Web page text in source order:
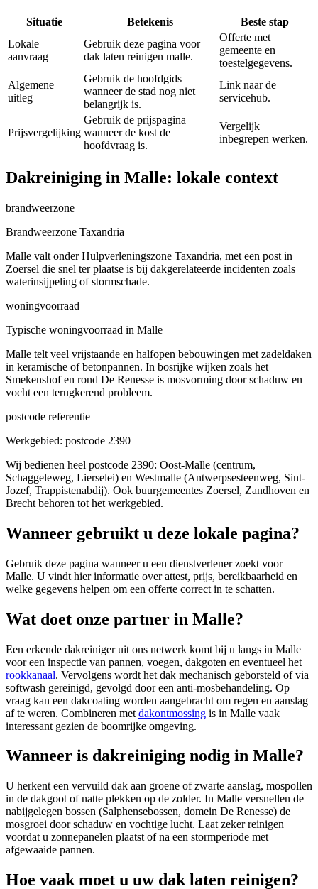
Situatie Betekenis
Beste stap
Lokale
aanvraag
Gebruik deze pagina voor
dak laten reinigen malle.
Offerte met
gemeente en
toestelgegevens.
Algemene
uitleg
Gebruik de hoofdgids
wanneer de stad nog niet
belangrijk is.
Link naar de
servicehub.
Prijsvergelijking
Gebruik de prijspagina
wanneer de kost de
hoofdvraag is.
Vergelijk
inbegrepen werken.
Dakreiniging in Malle: lokale context
brandweerzone
Brandweerzone Taxandria
Malle valt onder Hulpverleningszone Taxandria, met een post in
Zoersel die snel ter plaatse is bij dakgerelateerde incidenten zoals
waterinsijpeling of stormschade.
woningvoorraad
Typische woningvoorraad in Malle
Malle telt veel vrijstaande en halfopen bebouwingen met zadeldaken
in keramische of betonpannen. In bosrijke wijken zoals het
Smekenshof en rond De Renesse is mosvorming door schaduw en
vocht een terugkerend probleem.
postcode referentie
Werkgebied: postcode 2390
Wij bedienen heel postcode 2390: Oost-Malle (centrum,
Schaggeleweg, Lierselei) en Westmalle (Antwerpsesteenweg, Sint-
Jozef, Trappistenabdij). Ook buurgemeentes Zoersel, Zandhoven en
Brecht behoren tot het werkgebied.
Wanneer gebruikt u deze lokale pagina?
Gebruik deze pagina wanneer u een dienstverlener zoekt voor
Malle. U vindt hier informatie over attest, prijs, bereikbaarheid en
welke gegevens helpen om een offerte correct in te schatten.
Wat doet onze partner in Malle?
Een erkende dakreiniger uit ons netwerk komt bij u langs in Malle
voor een inspectie van pannen, voegen, dakgoten en eventueel het
rookkanaal. Vervolgens wordt het dak mechanisch geborsteld of via
softwash gereinigd, gevolgd door een anti-mosbehandeling. Op
vraag kan een dakcoating worden aangebracht om regen en aanslag
af te weren. Combineren met dakontmossing is in Malle vaak
interessant gezien de boomrijke omgeving.
Wanneer is dakreiniging nodig in Malle?
U herkent een vervuild dak aan groene of zwarte aanslag, mospollen
in de dakgoot of natte plekken op de zolder. In Malle versnellen de
nabijgelegen bossen (Salphensebossen, domein De Renesse) de
mosgroei door schaduw en vochtige lucht. Laat zeker reinigen
voordat u zonnepanelen plaatst of na een stormperiode met
afgewaaide pannen.
Hoe vaak moet u uw dak laten reinigen?